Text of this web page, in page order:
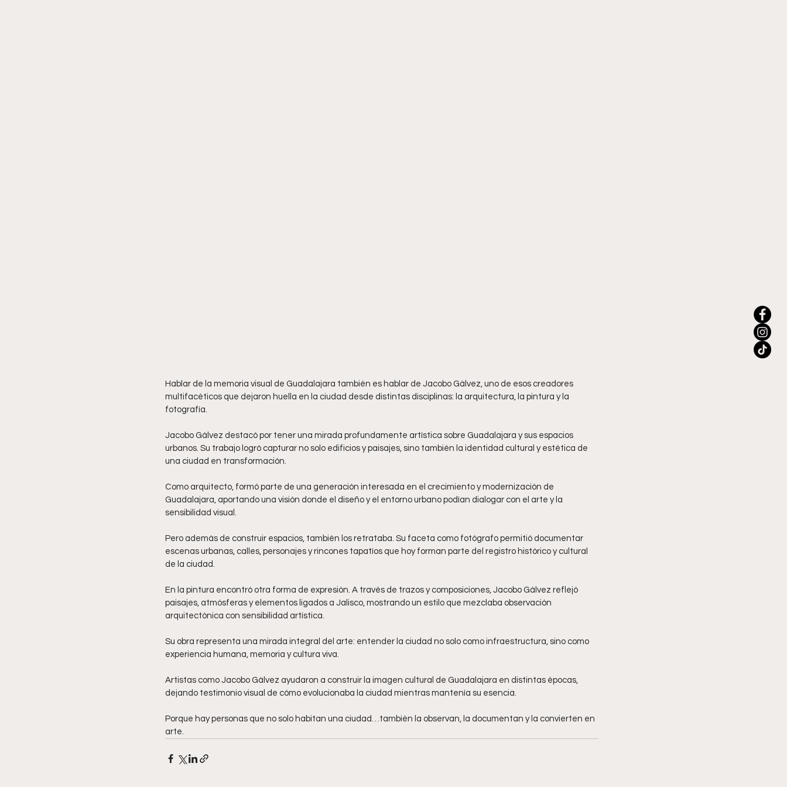
Hablar de la memoria visual de Guadalajara también es hablar de Jacobo Gálvez, uno de esos creadores
multifacéticos que dejaron huella en la ciudad desde distintas disciplinas: la arquitectura, la pintura y la
fotografía.
Jacobo Gálvez destacó por tener una mirada profundamente artística sobre Guadalajara y sus espacios
urbanos. Su trabajo logró capturar no solo edificios y paisajes, sino también la identidad cultural y estética de
una ciudad en transformación.
Como arquitecto, formó parte de una generación interesada en el crecimiento y modernización de
Guadalajara, aportando una visión donde el diseño y el entorno urbano podían dialogar con el arte y la
sensibilidad visual.
Pero además de construir espacios, también los retrataba. Su faceta como fotógrafo permitió documentar
escenas urbanas, calles, personajes y rincones tapatíos que hoy forman parte del registro histórico y cultural
de la ciudad.
En la pintura encontró otra forma de expresión. A través de trazos y composiciones, Jacobo Gálvez reflejó
paisajes, atmósferas y elementos ligados a Jalisco, mostrando un estilo que mezclaba observación
arquitectónica con sensibilidad artística.
Su obra representa una mirada integral del arte: entender la ciudad no solo como infraestructura, sino como
experiencia humana, memoria y cultura viva.
Artistas como Jacobo Gálvez ayudaron a construir la imagen cultural de Guadalajara en distintas épocas,
dejando testimonio visual de cómo evolucionaba la ciudad mientras mantenía su esencia.
Porque hay personas que no solo habitan una ciudad…también la observan, la documentan y la convierten en
arte.